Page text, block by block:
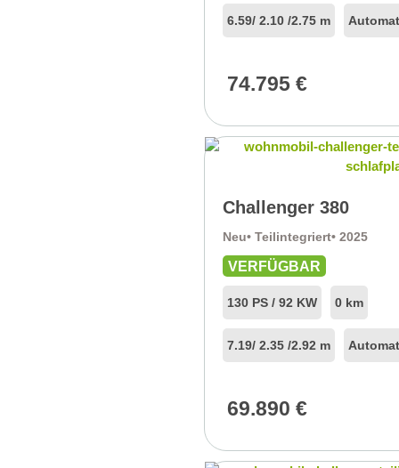
6.59/ 2.10 /2.75 m
74.795 €
Challenger 380
Neu• Teilintegriert• 2025
VERFÜGBAR
130 PS / 92 KW 0 km
7.19/ 2.35 /2.92 m
69.890 €